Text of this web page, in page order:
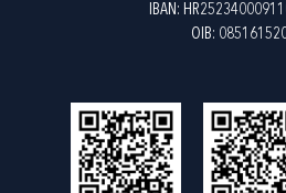
IBAN:
OIB: